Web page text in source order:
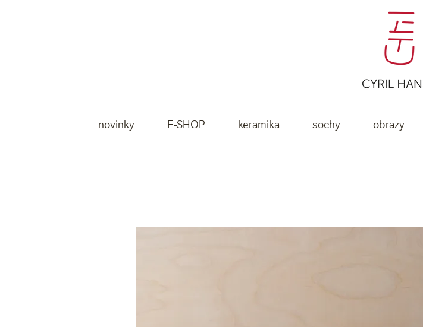
novinky E-SHOP keramika sochy obrazy